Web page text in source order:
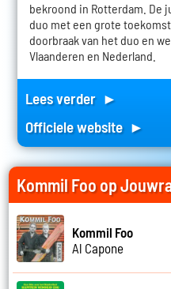
bekroond in Rotterdam. De
duo met een grote
doorbraak van het duo en
Vlaanderen en Nederland.
Lees verder ►
Officiele website ►
Kommil Foo op
Kommil Foo
Al Capone